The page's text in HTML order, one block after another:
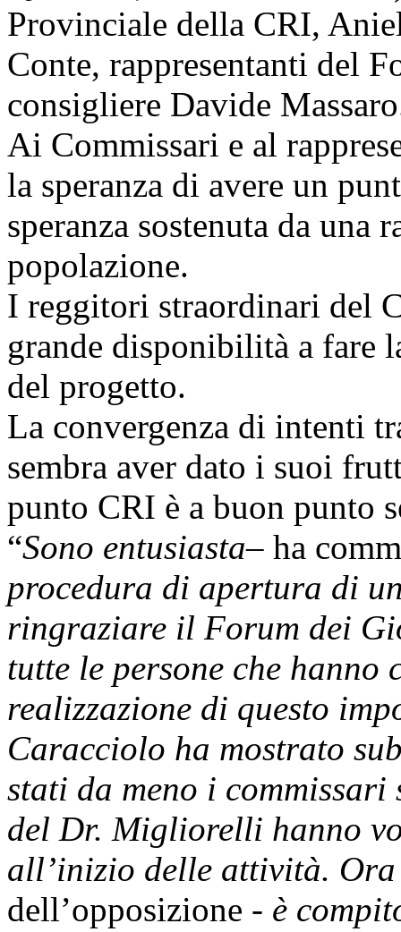
Provinciale della CRI,
Conte, rappresentanti del
consigliere Davide
Ai Commissari e al
la speranza di avere un
speranza sostenuta da una
popolazione.
I reggitori straordinari del
grande disponibilità a fare
del progetto.
La convergenza di intenti
sembra aver dato i suoi
punto CRI è a buon punto
“Sono entusiasta– ha
procedura di apertura di
ringraziare il Forum dei
tutte le persone che
realizzazione di questo
Caracciolo ha mostrato
stati da meno i
del Dr. Migliorelli hanno
all’inizio delle attività. Ora
dell’opposizione - è